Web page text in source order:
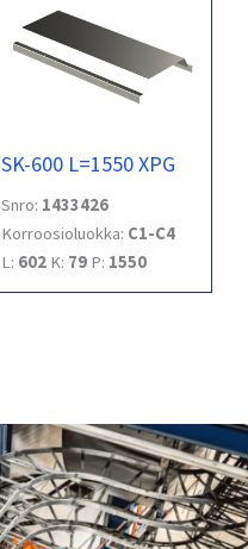
SK-600 L=1550 XPG
Snro: 1433426
Korroosioluokka: C1-C4
L: 602 K: 79 P: 1550